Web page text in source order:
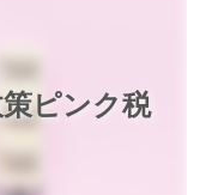
ピンク税